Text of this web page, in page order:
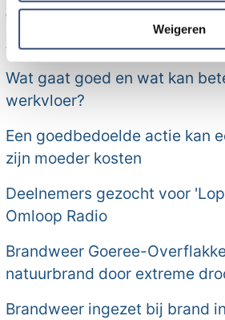
informatie die u aan ze heeft
verzameld op basis van uw gebruik
Weigeren
Warm weer vormt risico voor
AED's
Wat gaat goed en wat kan
werkvloer?
Een goedbedoelde actie kan
zijn moeder kosten
Deelnemers gezocht voor
Omloop Radio
Brandweer Goeree-
natuurbrand door extreme
Brandweer ingezet bij brand